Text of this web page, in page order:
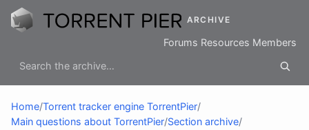
ARCHIVE
Forums Resources Members
Home/Torrent tracker engine TorrentPier/
Main questions about TorrentPier/Section archive/